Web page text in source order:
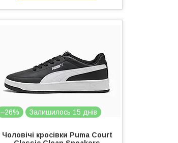
–26% Залишилось 15 днів
Чоловічі кросівки Puma Court